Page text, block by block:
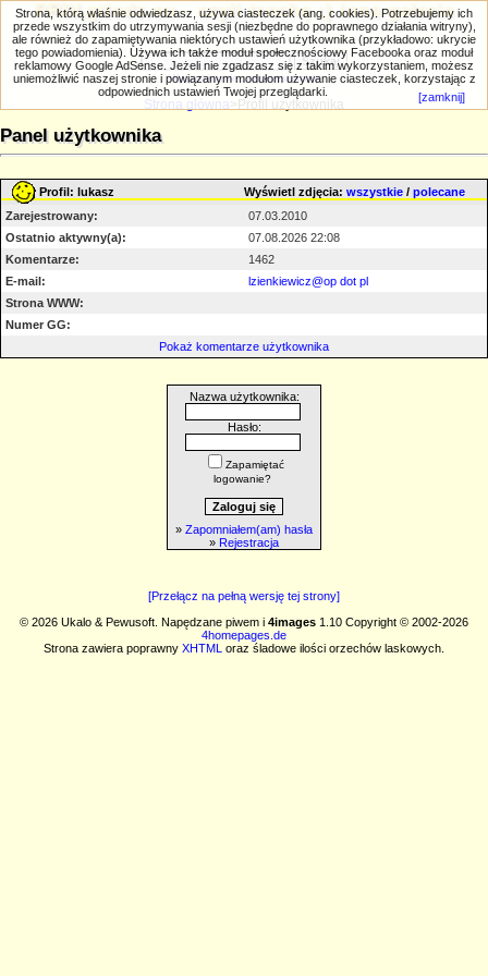
PRIV.gtlodz.eu - czyli trochę ;) inna galeria
Wyszukiwanie zaawansowane
Strona główna >Profil użytkownika
Panel użytkownika
Profil: lukasz Wyświetl zdjęcia: wszystkie / polecane
Zarejestrowany:
07.03.2010
Ostatnio aktywny(a):
07.08.2026 22:08
Komentarze:
1462
E-mail:
lzienkiewicz@op dot pl
Strona WWW:
Numer GG:
Pokaż komentarze użytkownika
Nazwa użytkownika:
Hasło:
Zapamiętać
logowanie?
» Zapomniałem(am) hasła
» Rejestracja
[Przełącz na pełną wersję tej strony]
© 2026 Ukalo & Pewusoft. Napędzane piwem i 4images 1.10 Copyright © 2002-2026
4homepages.de
Strona zawiera poprawny XHTML oraz śladowe ilości orzechów laskowych.
Strona, którą właśnie odwiedzasz, używa ciasteczek (ang. cookies). Potrzebujemy ich
przede wszystkim do utrzymywania sesji (niezbędne do poprawnego działania witryny),
ale również do zapamiętywania niektórych ustawień użytkownika (przykładowo: ukrycie
tego powiadomienia). Używa ich także moduł społecznościowy Facebooka oraz moduł
reklamowy Google AdSense. Jeżeli nie zgadzasz się z takim wykorzystaniem, możesz
uniemożliwić naszej stronie i powiązanym modułom używanie ciasteczek, korzystając z
odpowiednich ustawień Twojej przeglądarki.
[zamknij]